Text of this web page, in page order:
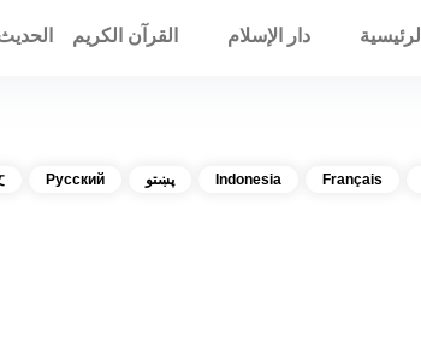
الرئيسية دار الإسلام القرآن الكريم
Français
Indonesia پښتو Русский